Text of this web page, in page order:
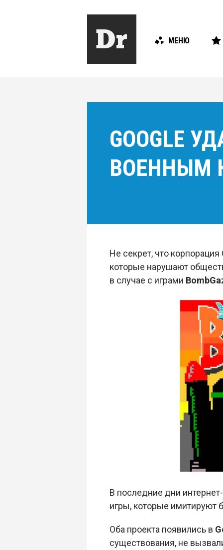
МЕНЮ
GOOGLE
ВОЕННЫМ
Не секрет, что
которые нарушают
в случае с играми
В последние дни
игры, которые имитируют
Оба проекта появились в
существования, не